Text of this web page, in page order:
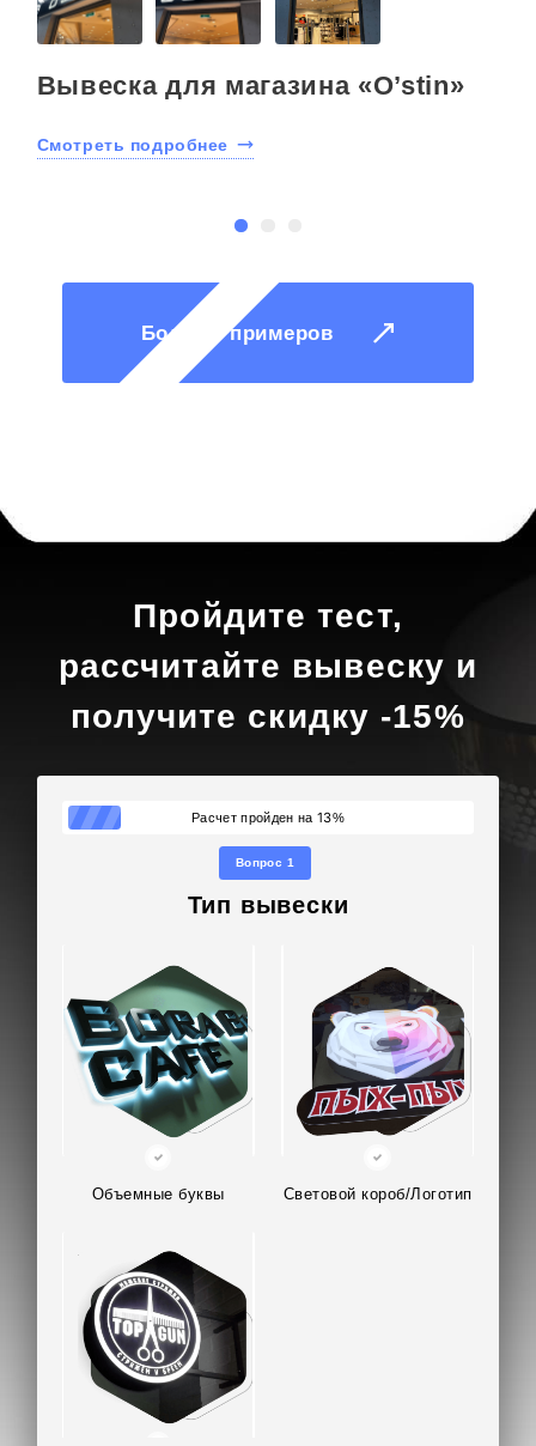
Вывеска для магазина «O’stin»
Смотреть подробнее
Больше примеров
Пройдите тест,
рассчитайте вывеску и
получите скидку -15%
Расчет пройден на 13%
Вопрос 1
Тип вывески
Объемные буквы Световой короб/Логотип